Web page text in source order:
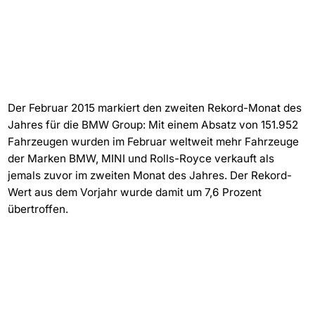
Der Februar 2015 markiert den zweiten Rekord-Monat des
Jahres für die BMW Group: Mit einem Absatz von 151.952
Fahrzeugen wurden im Februar weltweit mehr Fahrzeuge
der Marken BMW, MINI und Rolls-Royce verkauft als
jemals zuvor im zweiten Monat des Jahres. Der Rekord-
Wert aus dem Vorjahr wurde damit um 7,6 Prozent
übertroffen.